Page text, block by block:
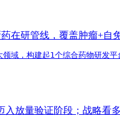
在研管线，覆盖肿瘤+自
，构建起1个综合药物研发
入放量验证阶段；战略看